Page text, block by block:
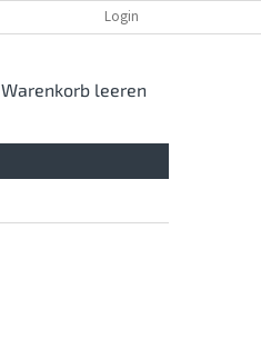
REKLAMATION UND WIDDERRUFSRECHT
Login
WARENKORB
Warenkorb leeren